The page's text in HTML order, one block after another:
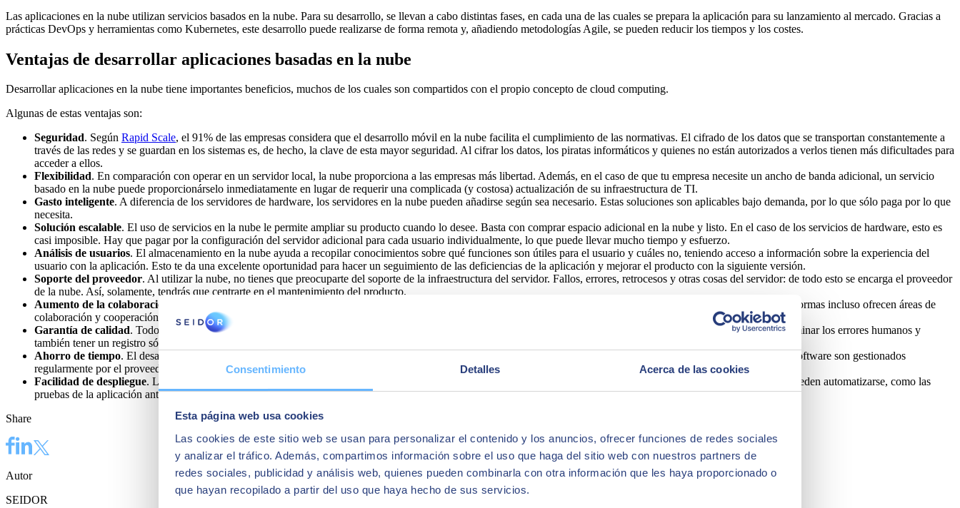
Consentimiento Detalles Acerca de las cookies
Esta página web usa cookies
Las cookies de este sitio web se usan para personalizar el contenido y los anuncios, ofrecer funciones de redes sociales
y analizar el tráfico. Además, compartimos información sobre el uso que haga del sitio web con nuestros partners de
redes sociales, publicidad y análisis web, quienes pueden combinarla con otra información que les haya proporcionado o
que hayan recopilado a partir del uso que haya hecho de sus servicios.
Las aplicaciones en la nube utilizan servicios basados en la nube. Para su desarrollo, se llevan a cabo distintas fases, en cada una de las cuales se prepara la aplicación para su lanzamiento al mercado. Gracias a
prácticas DevOps y herramientas como Kubernetes, este desarrollo puede realizarse de forma remota y, añadiendo metodologías Agile, se pueden reducir los tiempos y los costes.
Ventajas de desarrollar aplicaciones basadas en la nube
Desarrollar aplicaciones en la nube tiene importantes beneficios, muchos de los cuales son compartidos con el propio concepto de cloud computing.
Algunas de estas ventajas son:
Seguridad. Según Rapid Scale, el 91% de las empresas considera que el desarrollo móvil en la nube facilita el cumplimiento de las normativas. El cifrado de los datos que se transportan constantemente a
través de las redes y se guardan en los sistemas es, de hecho, la clave de esta mayor seguridad. Al cifrar los datos, los piratas informáticos y quienes no están autorizados a verlos tienen más dificultades para
acceder a ellos.
Flexibilidad. En comparación con operar en un servidor local, la nube proporciona a las empresas más libertad. Además, en el caso de que tu empresa necesite un ancho de banda adicional, un servicio
basado en la nube puede proporcionárselo inmediatamente en lugar de requerir una complicada (y costosa) actualización de su infraestructura de TI.
Gasto inteligente. A diferencia de los servidores de hardware, los servidores en la nube pueden añadirse según sea necesario. Estas soluciones son aplicables bajo demanda, por lo que sólo paga por lo que
necesita.
Solución escalable. El uso de servicios en la nube le permite ampliar su producto cuando lo desee. Basta con comprar espacio adicional en la nube y listo. En el caso de los servicios de hardware, esto es
casi imposible. Hay que pagar por la configuración del servidor adicional para cada usuario individualmente, lo que puede llevar mucho tiempo y esfuerzo.
Análisis de usuarios. El almacenamiento en la nube ayuda a recopilar conocimientos sobre qué funciones son útiles para el usuario y cuáles no, teniendo acceso a información sobre la experiencia del
usuario con la aplicación. Esto te da una excelente oportunidad para hacer un seguimiento de las deficiencias de la aplicación y mejorar el producto con la siguiente versión.
Soporte del proveedor. Al utilizar la nube, no tienes que preocuparte del soporte de la infraestructura del servidor. Fallos, errores, retrocesos y otras cosas del servidor: de todo esto se encarga el proveedor
de la nube. Así, solamente, tendrás que centrarte en el mantenimiento del producto.
Aumento de la colaboración
. En una plataforma basada en la nube, los miembros del equipo pueden ver y compartir información de forma fácil y segura. Algunas plataformas incluso ofrecen áreas de
colaboración y cooperación para vincular a los empleados de toda la empresa, lo que aumenta el interés y el compromiso.
Garantía de calidad. Todos los archivos se guardan de forma segura en el mismo estilo en un sistema basado en la nube. Puedes preservar la coherencia de los datos, eliminar los errores humanos y
también tener un registro sólido de todas las ediciones o modificaciones si todo el mundo tiene acceso a la misma información.
Ahorro de tiempo. El desarrollo de aplicaciones en la nube supone un ahorro de tiempo para los departamentos de TI. Como las actualizaciones y el mantenimiento del software son gestionados
regularmente por el proveedor de la nube, el equipo de TI puede centrarse en otras tareas relevantes.
Facilidad de despliegue. Las aplicaciones basadas en la nube son más fáciles de desplegar que las tradicionales. Por ejemplo, algunas partes del proceso de despliegue pueden automatizarse, como las
pruebas de la aplicación antes de ponerla en marcha. Incluso se puede automatizar el aprovisionamiento de servidores.
Share
Autor
SEIDOR